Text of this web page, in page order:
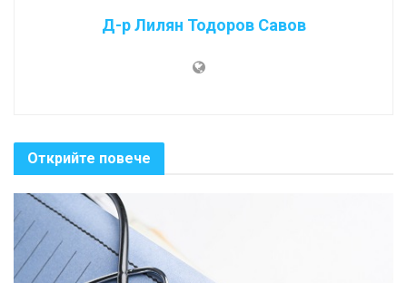
Д-р Лилян Тодоров Савов
Открийте повече